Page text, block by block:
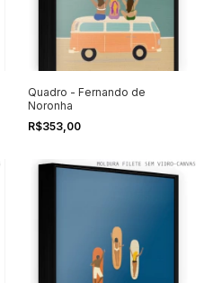
Quadro - Fernando de
Noronha
R$353,00